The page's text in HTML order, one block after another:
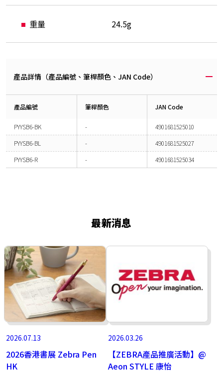
重量 24.5g
產品詳情（產品編號、筆桿顏色、JAN Code）
產品編號 筆桿顏色 JAN Code
PYYSB6-BK -
4901681525010
PYYSB6-BL
-
4901681525027
PYYSB6-R
- 4901681525034
最新消息
2026.07.13
2026香港書展 Zebra Pen
HK
2026.03.26
【ZEBRA產品推廣活動】@
Aeon STYLE 康怡